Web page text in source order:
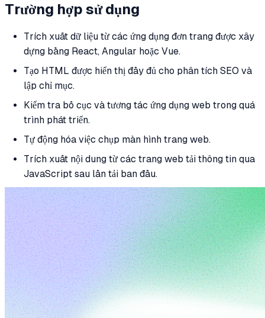
Trường hợp sử dụng
Trích xuất dữ liệu từ các ứng dụng đơn trang được xây
dựng bằng React, Angular hoặc Vue.
Tạo HTML được hiển thị đầy đủ cho phân tích SEO và
lập chỉ mục.
Kiểm tra bố cục và tương tác ứng dụng web trong quá
trình phát triển.
Tự động hóa việc chụp màn hình trang web.
Trích xuất nội dung từ các trang web tải thông tin qua
JavaScript sau lần tải ban đầu.